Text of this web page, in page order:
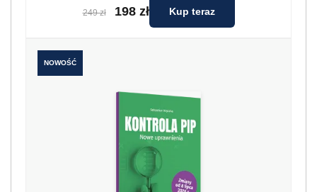
249 zł 198 zł Kup teraz
NOWOŚĆ